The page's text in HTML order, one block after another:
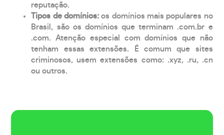
reputação.
Tipos de domínios:os domínios mais populares no
Brasil, são os domínios que terminam .com.br e
.com. Atenção especial com domínios que não
tenham essas extensões. É comum que sites
criminosos, usem extensões como: .xyz, .ru, .cn
ou outros.